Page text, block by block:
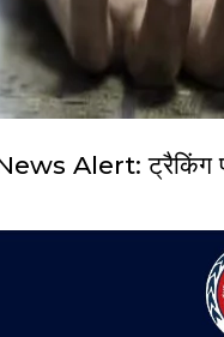
Alert: ट्रैकिंग पर